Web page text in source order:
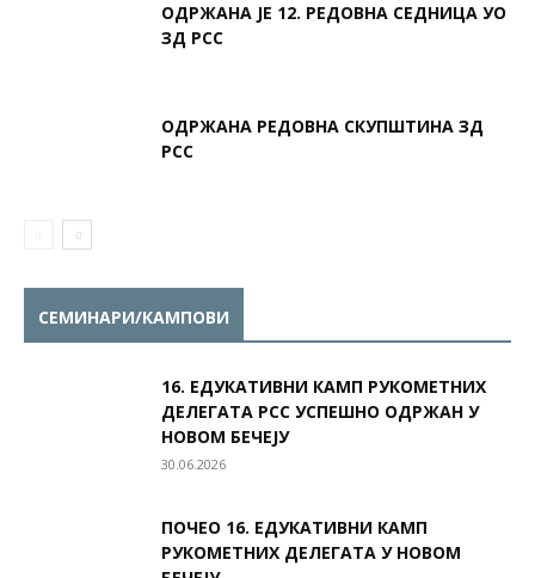
ОДРЖАНА ЈЕ 12. РЕДОВНА СЕДНИЦА УО
ЗД РСС
ОДРЖАНА РЕДОВНА СКУПШТИНА ЗД
РСС
СЕМИНАРИ/КАМПОВИ
16. ЕДУКАТИВНИ КАМП РУКОМЕТНИХ
ДЕЛЕГАТА РСС УСПЕШНО ОДРЖАН У
НОВОМ БЕЧЕЈУ
30.06.2026
ПОЧЕО 16. ЕДУКАТИВНИ КАМП
РУКОМЕТНИХ ДЕЛЕГАТА У НОВОМ